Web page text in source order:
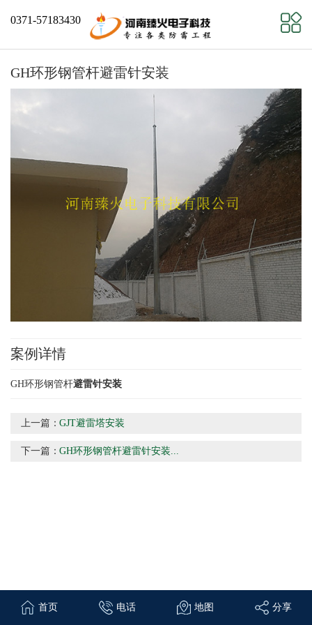
0371-57183430
GH环形钢管杆避雷针安装
案例详情
GH环形钢管杆避雷针安装
上一篇：GJT避雷塔安装
下一篇：GH环形钢管杆避雷针安装...
首页 电话 地图 分享